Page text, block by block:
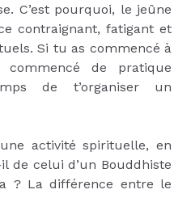
C’est pourquoi, le jeûne
contraignant, fatigant et
Si tu as commencé à
de pratique
de t’organiser un
activité spirituelle, en
de celui d’un Bouddhiste
? La différence entre le